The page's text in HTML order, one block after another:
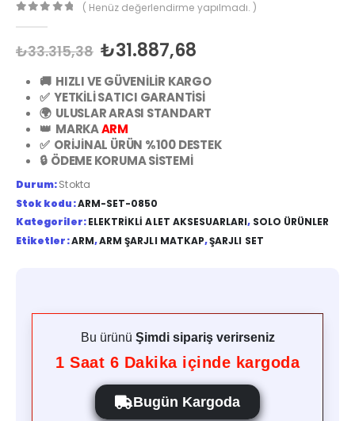
( Henüz değerlendirme yapılmadı. )
₺33.315,38 ₺31.887,68
🚚 HIZLI VE GÜVENİLİR KARGO
✅ YETKİLİ SATICI GARANTİSİ
🌍 ULUSLAR ARASI STANDART
👑 MARKAARM
✅ ORİJİNAL ÜRÜN %100 DESTEK
🔒 ÖDEME KORUMA SİSTEMİ
Durum:Stokta
Stok kodu:ARM-SET-0850
Kategoriler:ELEKTRIKLI ALET AKSESUARLARI, SOLO ÜRÜNLER
Etiketler:ARM,ARM ŞARJLI MATKAP,ŞARJLI SET
Bu ürünü Şimdi sipariş verirseniz
1 Saat 6 Dakika içinde kargoda
Bugün Kargoda